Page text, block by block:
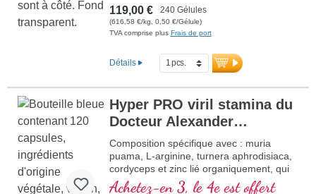
119,00 € 240 Gélules
(616,58 €/kg, 0,50 €/Gélule)
TVA comprise plus Frais de port
Détails
Hyper PRO viril stamina du
Docteur Alexander
Michalzik
Composition spécifique avec : muria
puama, L-arginine, turnera aphrodisiaca,
cordyceps et zinc lié organiquement, qui
contribue à maintenir à la normale: la
Achetez-en 3, le 4e est offert